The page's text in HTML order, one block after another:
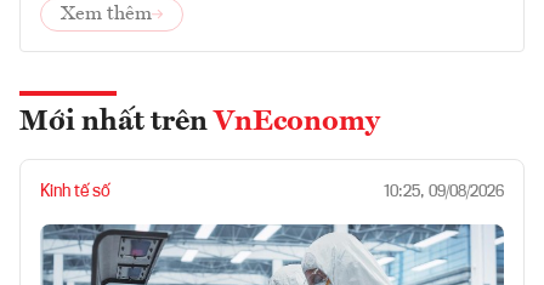
Xem thêm
Mới nhất trên VnEconomy
Kinh tế số 10:25, 09/08/2026